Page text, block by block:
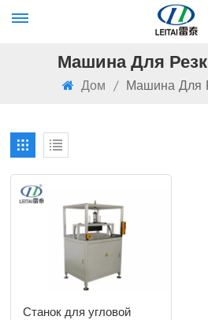
Машина Для
Дом / Машина Для
Станок для угловой